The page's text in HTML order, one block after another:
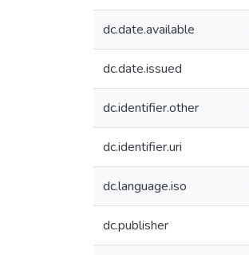
dc.date.available
dc.date.issued
dc.identifier.other
dc.identifier.uri
dc.language.iso
dc.publisher